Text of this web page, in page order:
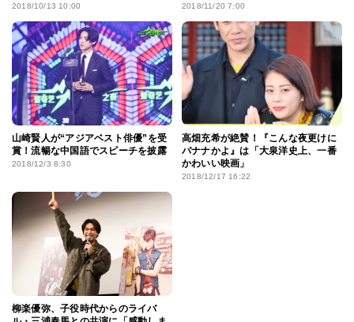
2018/10/13 10:00 2018/11/20 7:00
山崎賢人が“アジアベスト俳優”を受
賞！流暢な中国語でスピーチを披露
2018/12/3 8:30
高畑充希が絶賛！『こんな夜更けに
バナナかよ』は「大泉洋史上、一番
かわいい映画」
2018/12/17 16:22
柳楽優弥、子役時代からのライバ